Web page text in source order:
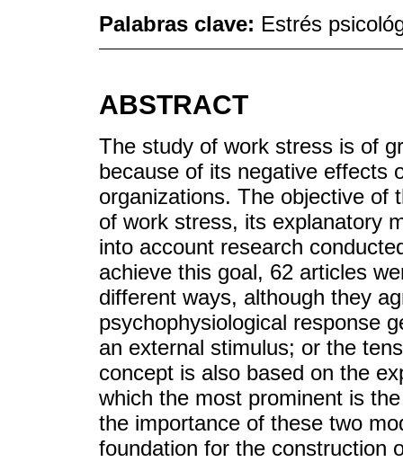
Palabras clave: Estrés
ABSTRACT
The study of work stress is of
because of its negative effects
organizations. The objective of
of work stress, its explanatory
into account research
achieve this goal, 62 articles
different ways, although they
psychophysiological response
an external stimulus; or the
concept is also based on the
which the most prominent is
the importance of these two
foundation for the construction